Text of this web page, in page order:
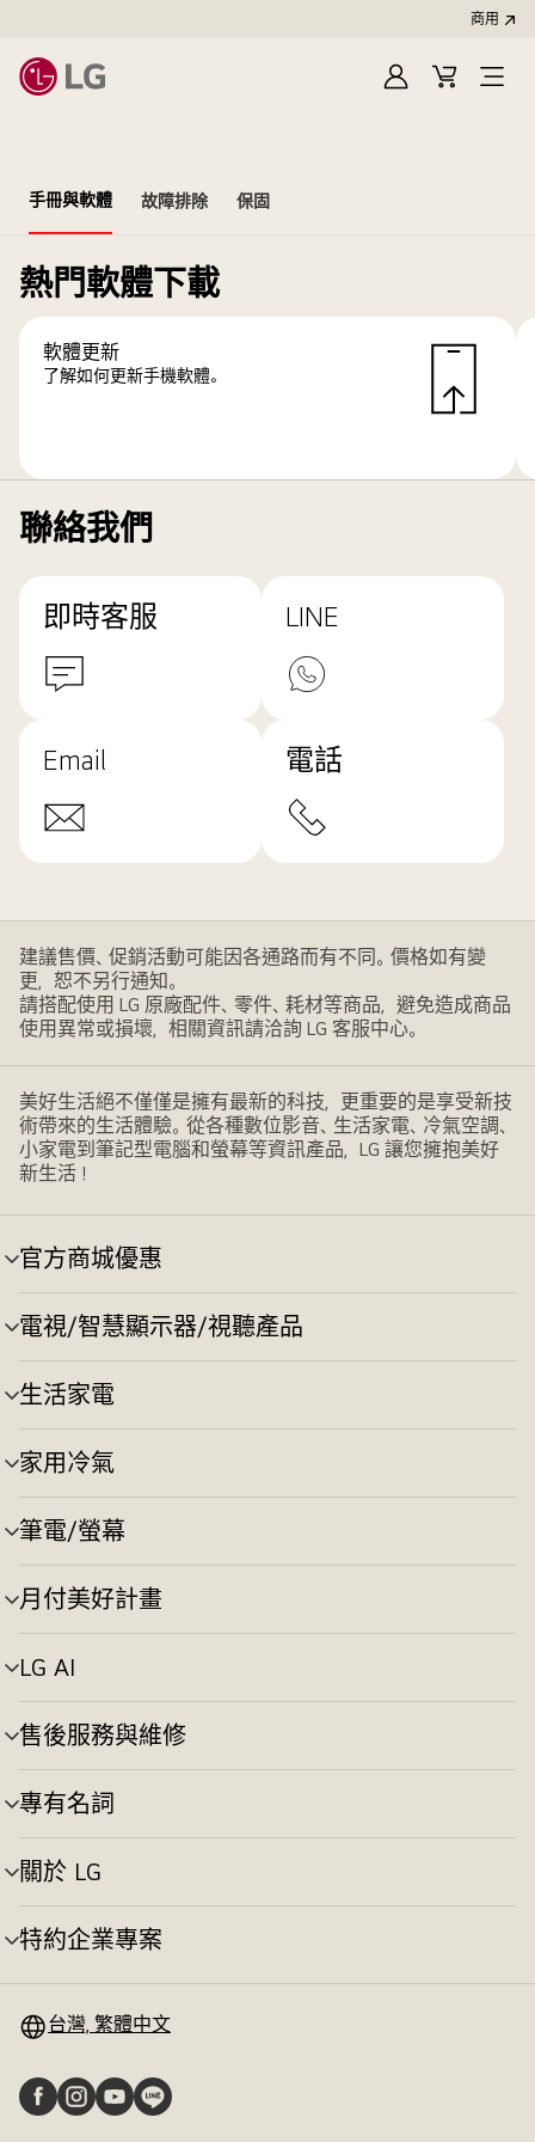
商用
登
購
開
手冊與軟體 故障排除 保固
熱門軟體下載
軟體更新
了解如何更新手機軟體。
聯絡我們
即時客服 LINE
Email 電話
建議售價、促銷活動可能因各通路而有不同。價格如有變
更，恕不另行通知。
請搭配使用 LG 原廠配件、零件、耗材等商品，避免造成商品
使用異常或損壞，相關資訊請洽詢 LG 客服中心。
美好生活絕不僅僅是擁有最新的科技，更重要的是享受新技
術帶來的生活體驗。從各種數位影音、生活家電、冷氣空調、
小家電到筆記型電腦和螢幕等資訊產品，LG 讓您擁抱美好
新生活！
官方商城優惠
選
單
切
換
電視/智慧顯示器/視聽產品
選
單
切
換
生活家電
選
單
切
換
家用冷氣
選
單
切
換
筆電/螢幕
選
單
切
換
月付美好計畫
選
單
切
換
LG AI
選
單
切
換
售後服務與維修
選
單
切
換
專有名詞
選
單
切
換
關於 LG
選
單
切
換
特約企業專案
選
換 台灣, 繁體中文